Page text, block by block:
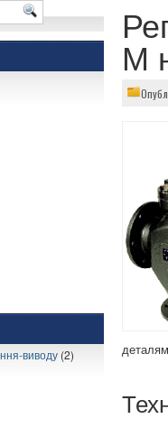
виводу (2)
М